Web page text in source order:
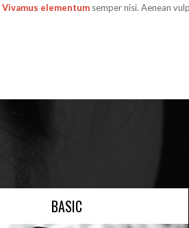
Vivamus elementum semper nisi. Aenean
BASIC